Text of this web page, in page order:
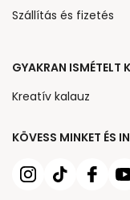
KÖVESS MINKET ÉS
Szállítás és fizetés
GYAKRAN ISMÉTELT
Kreatív kalauz